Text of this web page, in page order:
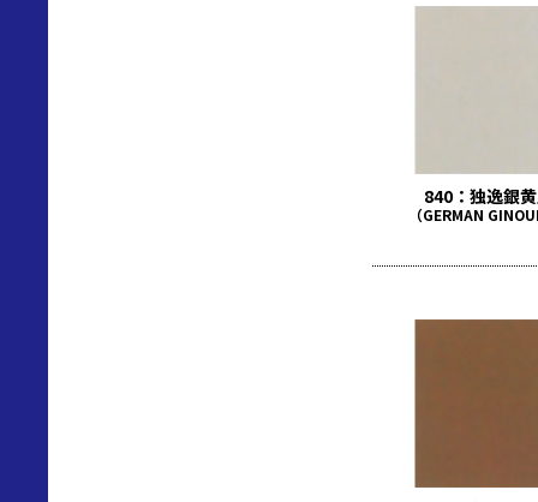
840：独逸銀
（GERMAN